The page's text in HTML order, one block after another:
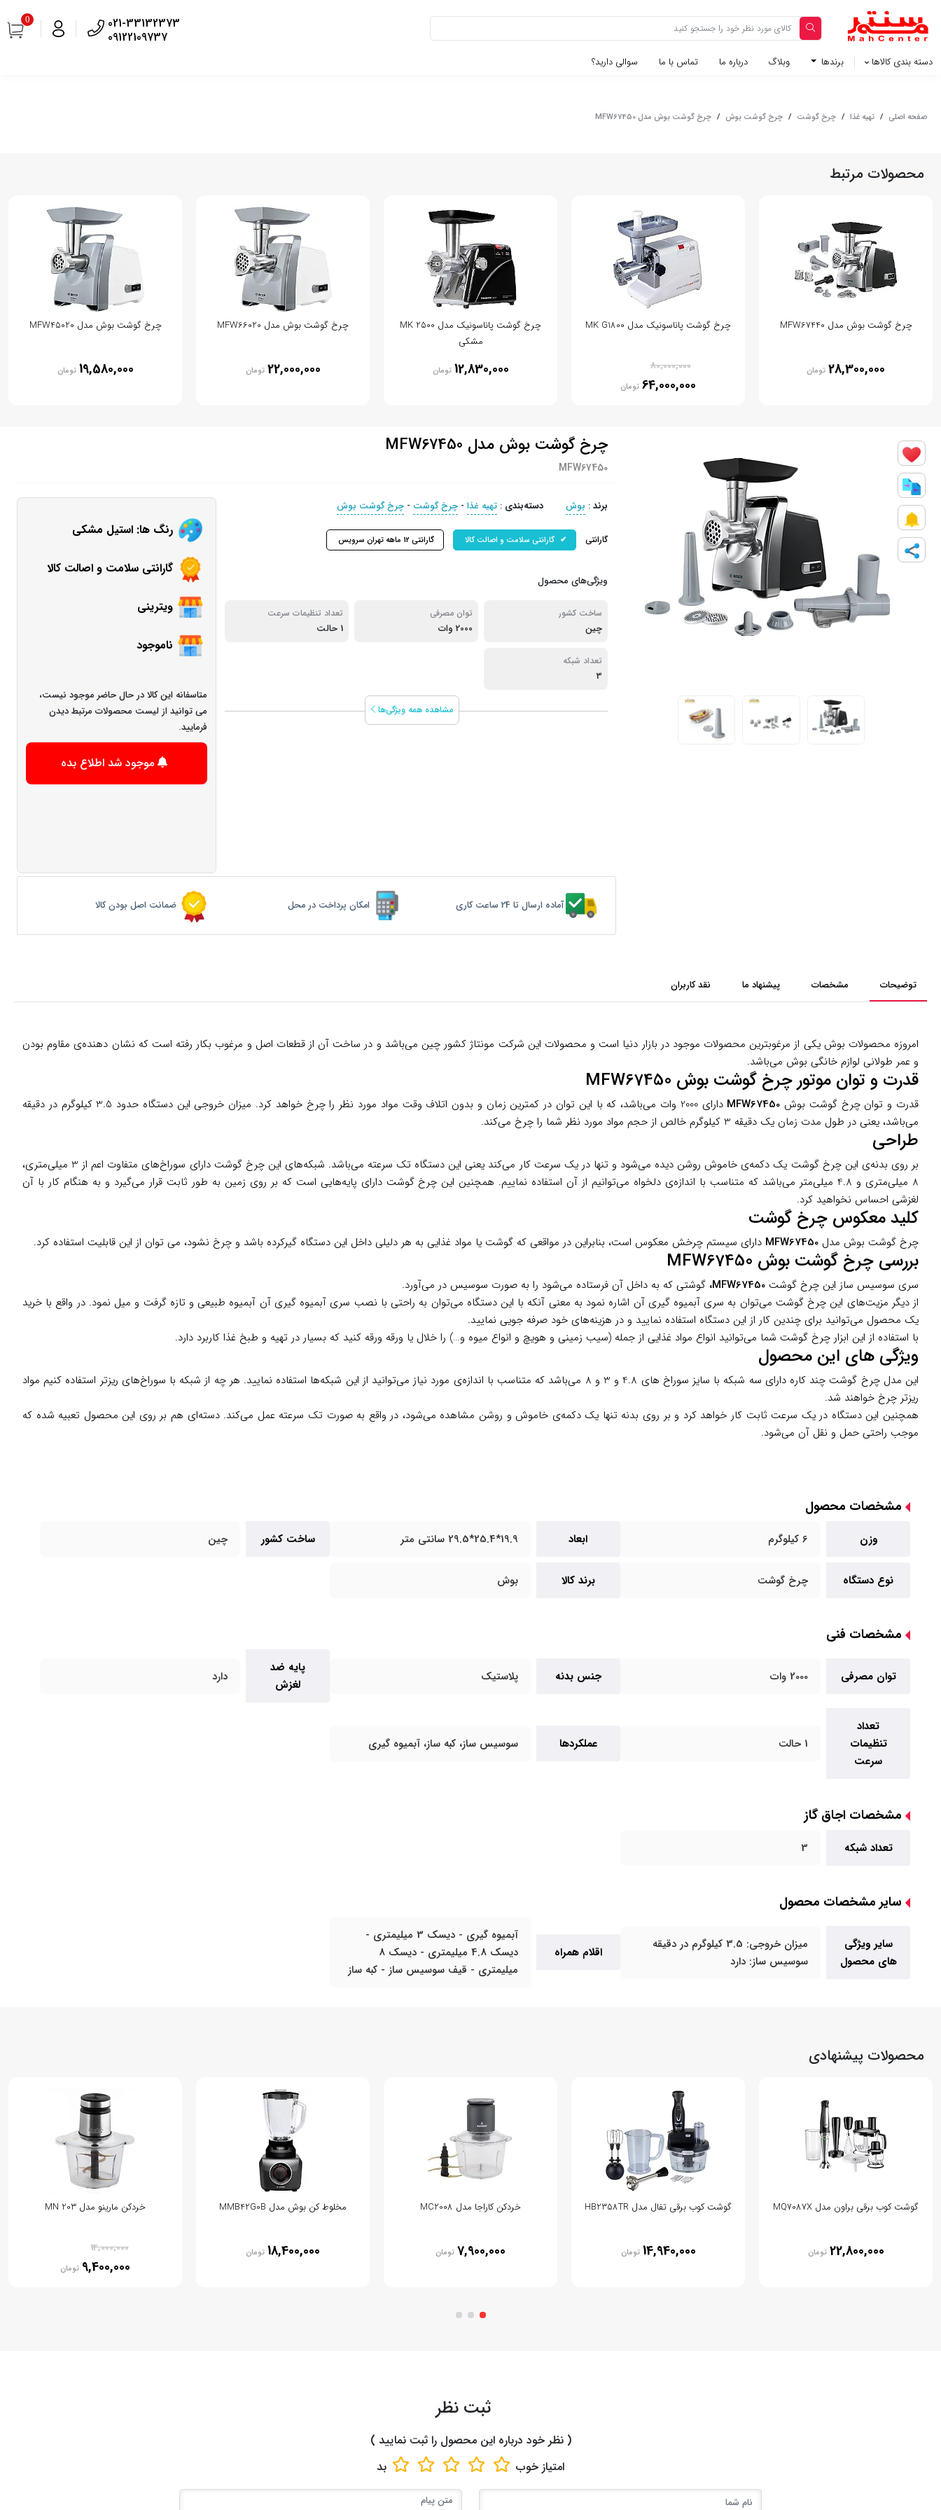
021-33132373
09122109737
0
دسته بندی کالاها برندها وبلاگ‌ درباره ما تماس با ما سوالی دارید؟
صفحه اصلی / تهیه غذا / چرخ گوشت / چرخ گوشت بوش / چرخ گوشت بوش مدل MFW67450
محصولات مرتبط
چرخ گوشت بوش مدل MFW67440
28,300,000 تومان
چرخ گوشت پاناسونیک مدل MK G1800
80,000,000
64,000,000 تومان
چرخ گوشت پاناسونیک مدل MK 2500
مشکی
12,830,000 تومان
چرخ گوشت بوش مدل MFW66020
22,000,000 تومان
چرخ گوشت بوش مدل MFW45020
19,580,000 تومان
چرخ گوشت بوش مدل MFW67450
MFW67450
برند: بوش دسته‌بندی : تهیه غذا - چرخ گوشت - چرخ گوشت بوش
گارانتی گارانتی سلامت و اصالت کالا گارانتی 12 ماهه تهران سرویس
ویژگی‌های محصول
ساخت کشور
چین
توان مصرفی
2000 وات
تعداد تنظیمات سرعت
1 حالت
تعداد شبکه
3
مشاهده همه ویژگی‌ها
رنگ ها: استیل مشکی
گارانتی سلامت و اصالت کالا
ویترینی
ناموجود
متاسفانه این کالا در حال حاضر موجود نیست،
می توانید از لیست محصولات مرتبط دیدن
فرمایید.
موجود شد اطلاع بده
آماده ارسال تا 24 ساعت کاری امکان پرداخت در محل ضمانت اصل بودن کالا
توضیحات مشخصات پیشنهاد ما نقد کاربران
امروزه محصولات بوش یکی از مرغوبترین محصولات موجود در بازار دنیا است و محصولات این شرکت مونتاژ کشور چین می‌باشد و در ساخت آن از قطعات اصل و مرغوب بکار رفته است که نشان دهنده‌ی مقاوم بودن
و عمر طولانی لوازم خانگی بوش می‌باشد.
قدرت و توان موتور چرخ گوشت بوش MFW67450
قدرت و توان چرخ گوشت بوش MFW67450
دارای 2000 وات می‌باشد، که با این توان در کمترین زمان و بدون اتلاف وقت مواد مورد نظر را چرخ خواهد کرد. میزان خروجی این دستگاه حدود 3.5 کیلوگرم در دقیقه
می‌باشد، یعنی در طول مدت زمان یک دقیقه 3 کیلوگرم خالص از حجم مواد مورد نظر شما را چرخ می‌کند.
طراحی
بر روی بدنه‌ی این چرخ گوشت یک دکمه‌ی خاموش روشن دیده می‌شود و تنها در یک سرعت کار می‌کند یعنی این دستگاه تک سرعته می‌باشد. شبکه‌های این چرخ گوشت دارای سوراخ‌های متفاوت اعم از 3 میلی‌متری،
8 میلی‌متری و 4.8 میلی‌متر می‌باشد که متناسب با اندازه‌ی دلخواه می‌توانیم از آن استفاده نماییم. همچنین این چرخ گوشت دارای پایه‌هایی است که بر روی زمین به طور ثابت قرار می‌گیرد و به هنگام کار با آن
لغزشی احساس نخواهید کرد.
کلید معکوس چرخ گوشت
چرخ گوشت بوش مدل MFW67450 دارای سیستم چرخش معکوس است، بنابراین در مواقعی که گوشت یا مواد غذایی به هر دلیلی داخل این دستگاه گیرکرده باشد و چرخ نشود، می توان از این قابلیت استفاده کرد.
بررسی چرخ گوشت بوش MFW67450
سری سوسیس ساز این چرخ گوشت MFW67450، گوشتی که به داخل آن فرستاده می‌شود را به صورت سوسیس در می‌آورد.
از دیگر مزیت‌های این چرخ گوشت می‌توان به سری آبمیوه گیری آن اشاره نمود به معنی آنکه با این دستگاه می‌توان به راحتی با نصب سری آبمیوه گیری آن آبمیوه طبیعی و تازه گرفت و میل نمود. در واقع با خرید
یک محصول می‌توانید برای چندین کار از این دستگاه استفاده نمایید و در هزینه‌های خود صرفه جویی نمایید.
با استفاده از این ابزار چرخ گوشت شما می‌توانید انواع مواد غذایی از جمله (سیب زمینی و هویچ و انواع میوه و…) را خلال یا ورقه ورقه کنید که بسیار در تهیه و طبخ غذا کاربرد دارد.
ویژگی های این محصول
این مدل چرخ گوشت چند کاره دارای سه شبکه با سایز سوراخ های 4.8 و 3 و 8 می‌باشد که متناسب با اندازه‌ی مورد نیاز می‌توانید از این شبکه‌ها استفاده نمایید. هر چه از شبکه با سوراخ‌های ریزتر استفاده کنیم مواد
ریزتر چرخ خواهند شد.
همچنین این دستگاه در یک سرعت ثابت کار خواهد کرد و بر روی بدنه تنها یک دکمه‌ی خاموش و روشن مشاهده می‌شود، در واقع به صورت تک سرعته عمل می‌کند. دسته‌ای هم بر روی این محصول تعبیه شده که
موجب راحتی حمل و نقل آن می‌شود.
مشخصات محصول
وزن 6 کیلو‌گرم ابعاد 19.9*25.4*29.5 سانتی متر ساخت کشور چین
نوع دستگاه چرخ گوشت برند کالا بوش
مشخصات فنی
توان مصرفی 2000 وات جنس بدنه پلاستیک
پایه ضد
لغزش
دارد
تعداد
تنظیمات
سرعت
1 حالت عملکردها سوسیس ساز، کبه ساز، آبمیوه گیری
مشخصات اجاق گاز
تعداد شبکه 3
سایر مشخصات محصول
سایر ویژگی
های محصول
میزان خروجی: 3.5 کیلوگرم در دقیقه
سوسیس ساز: دارد
اقلام همراه
آبمیوه گیری - دیسک 3 میلیمتری -
دیسک 4.8 میلیمتری - دیسک 8
میلیمتری - قیف سوسیس ساز - کبه ساز
محصولات پیشنهادی
گوشت کوب برقی براون مدل MQ7087X
22,800,000 تومان
گوشت کوب برقی تفال مدل HB2358TR
14,940,000 تومان
خردکن کاراجا مدل MC2008
7,900,000 تومان
مخلوط کن بوش مدل MMB42G0B
18,400,000 تومان
خردکن مارینو مدل MN 203
14,000,000
9,400,000 تومان
ثبت نظر
( نظر خود درباره این محصول را ثبت نمایید )
امتیاز خوب بد